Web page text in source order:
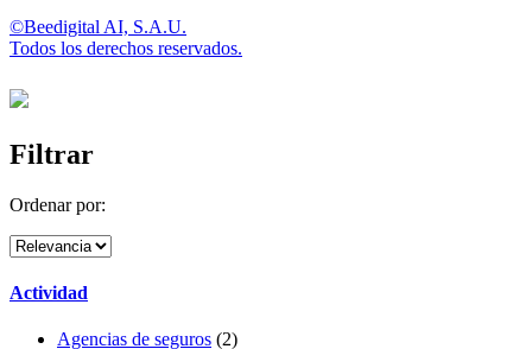
©Beedigital AI, S.A.U.
Todos los derechos reservados.
Filtrar
Ordenar por:
Actividad
Agencias de seguros (2)